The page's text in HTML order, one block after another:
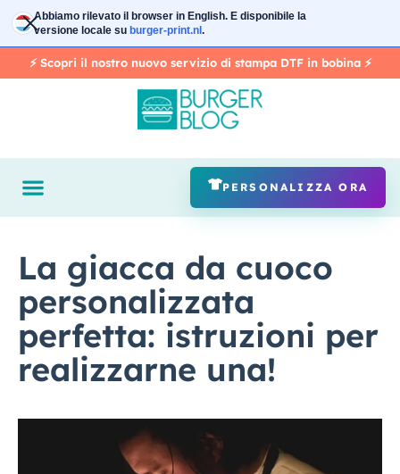
Vai
contenuto
Abbiamo rilevato il browser in English. E disponibile la
versione locale su burger-print.nl .
⚡️ Scopri il nostro nuovo servizio di stampa DTF in bobina ⚡️
PERSONALIZZA ORA
La giacca da cuoco
personalizzata
perfetta: istruzioni per
realizzarne una!